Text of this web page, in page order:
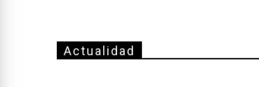
Actualidad